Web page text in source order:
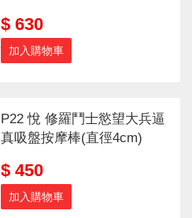
$ 630
加入購物車
P22 悅 修羅鬥士慾望大兵逼
真吸盤按摩棒(直徑4cm)
$ 450
加入購物車